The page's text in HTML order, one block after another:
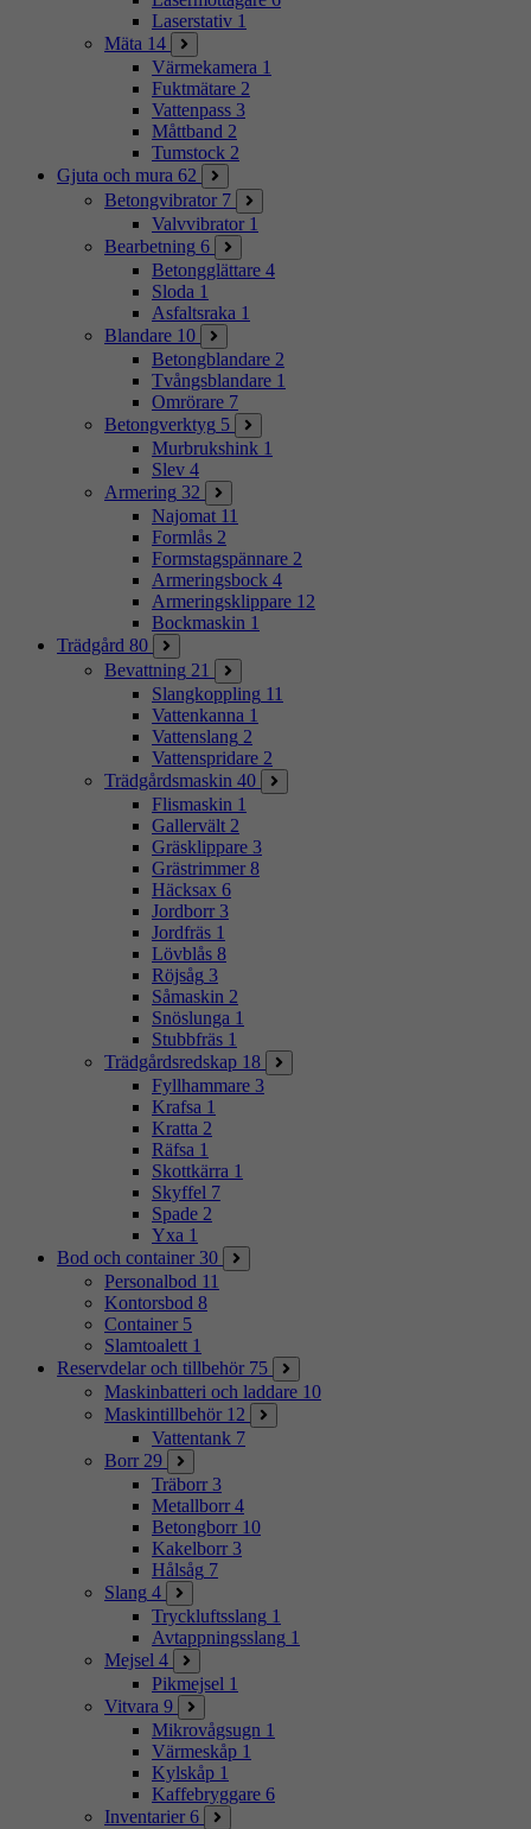
Laserstativ 1
Mäta 14
Värmekamera 1
Fuktmätare 2
Vattenpass 3
Måttband 2
Tumstock 2
Gjuta och mura 62
Betongvibrator 7
Valvvibrator 1
Bearbetning 6
Betongglättare 4
Sloda 1
Asfaltsraka 1
Blandare 10
Betongblandare 2
Tvångsblandare 1
Omrörare 7
Betongverktyg 5
Murbrukshink 1
Slev 4
Armering 32
Najomat 11
Formlås 2
Formstagspännare 2
Armeringsbock 4
Armeringsklippare 12
Bockmaskin 1
Trädgård 80
Bevattning 21
Slangkoppling 11
Vattenkanna 1
Vattenslang 2
Vattenspridare 2
Trädgårdsmaskin 40
Flismaskin 1
Gallervält 2
Gräsklippare 3
Grästrimmer 8
Häcksax 6
Jordborr 3
Jordfräs 1
Lövblås 8
Röjsåg 3
Såmaskin 2
Snöslunga 1
Stubbfräs 1
Trädgårdsredskap 18
Fyllhammare 3
Krafsa 1
Kratta 2
Räfsa 1
Skottkärra 1
Skyffel 7
Spade 2
Yxa 1
Bod och container 30
Personalbod 11
Kontorsbod 8
Container 5
Slamtoalett 1
Reservdelar och tillbehör 75
Maskinbatteri och laddare 10
Maskintillbehör 12
Vattentank 7
Borr 29
Träborr 3
Metallborr 4
Betongborr 10
Kakelborr 3
Hålsåg 7
Slang 4
Tryckluftsslang 1
Avtappningsslang 1
Mejsel 4
Pikmejsel 1
Vitvara 9
Mikrovågsugn 1
Värmeskåp 1
Kylskåp 1
Kaffebryggare 6
Inventarier 6